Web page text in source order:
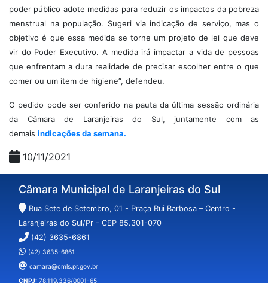
poder público adote medidas para reduzir os impactos da pobreza
menstrual na população. Sugeri via indicação de serviço, mas o
objetivo é que essa medida se torne um projeto de lei que deve
vir do Poder Executivo. A medida irá impactar a vida de pessoas
que enfrentam a dura realidade de precisar escolher entre o que
comer ou um item de higiene”, defendeu.
O pedido pode ser conferido na pauta da última sessão ordinária
da Câmara de Laranjeiras do Sul, juntamente com as
demais indicações da semana.
10/11/2021
Câmara Municipal de Laranjeiras do Sul
Rua Sete de Setembro, 01 - Praça Rui Barbosa – Centro -
Laranjeiras do Sul/Pr - CEP 85.301-070
(42) 3635-6861
(42) 3635-6861
camara@cmls.pr.gov.br
CNPJ: 78.119.336/0001-65